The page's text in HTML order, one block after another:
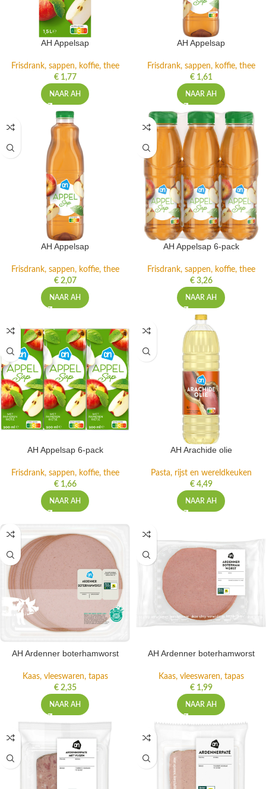
AH Appelsap
Frisdrank, sappen, koffie, thee
€1,77
NAAR AH
AH Appelsap
Frisdrank, sappen, koffie, thee
€1,61
NAAR AH
AH Appelsap
Frisdrank, sappen, koffie, thee
€2,07
NAAR AH
AH Appelsap 6-pack
Frisdrank, sappen, koffie, thee
€3,26
NAAR AH
AH Appelsap 6-pack
Frisdrank, sappen, koffie, thee
€1,66
NAAR AH
AH Arachide olie
Pasta, rijst en wereldkeuken
€4,49
NAAR AH
AH Ardenner boterhamworst
Kaas, vleeswaren, tapas
€2,35
NAAR AH
AH Ardenner boterhamworst
Kaas, vleeswaren, tapas
€1,99
NAAR AH